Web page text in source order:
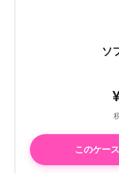
ソ
このケー